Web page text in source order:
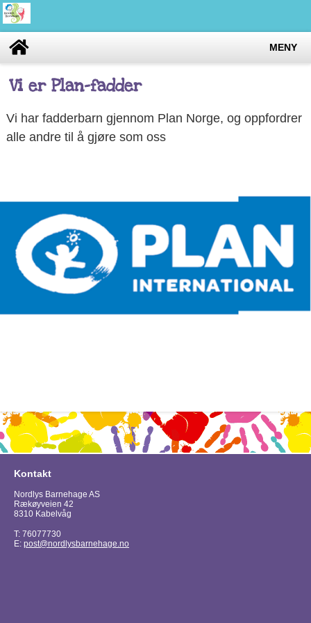
MENY
Vi er Plan-fadder
Vi har fadderbarn gjennom Plan Norge, og oppfordrer
alle andre til å gjøre som oss
Kontakt
Nordlys Barnehage AS
Rækøyveien 42
8310 Kabelvåg
T: 76077730
E: post@nordlysbarnehage.no